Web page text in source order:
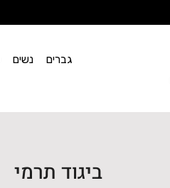
גברים נשים
ביגוד תרמי